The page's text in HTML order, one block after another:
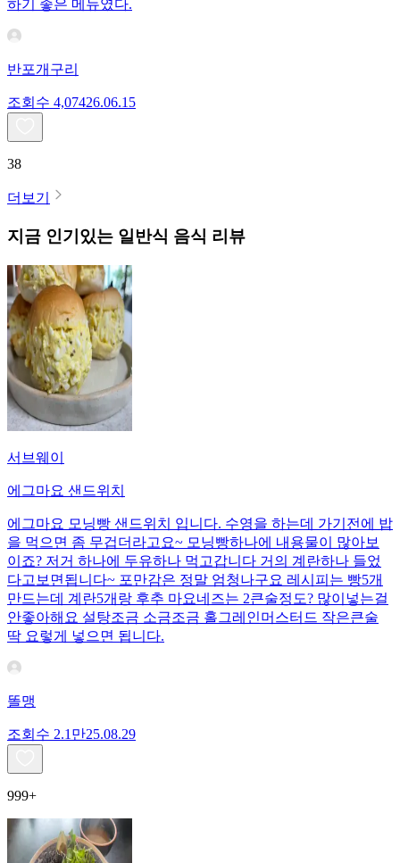
하기 좋은 메뉴였다.
반포개구리
조회수 4,07426.06.15
38
더보기
지금 인기있는 일반식 음식 리뷰
서브웨이
에그마요 샌드위치
에그마요 모닝빵 샌드위치 입니다. 수영을 하는데 가기전에 밥
을 먹으면 좀 무겁더라고요~ 모닝빵하나에 내용물이 많아보
이죠? 저거 하나에 두유하나 먹고갑니다 거의 계란하나 들었
다고보면됩니다~ 포만감은 정말 엄청나구요 레시피는 빵5개
만드는데 계란5개랑 후추 마요네즈는 2큰술정도? 많이넣는걸
안좋아해요 설탕조금 소금조금 홀그레인머스터드 작은큰술
딱 요렇게 넣으면 됩니다.
똘맹
조회수 2.1만25.08.29
999+